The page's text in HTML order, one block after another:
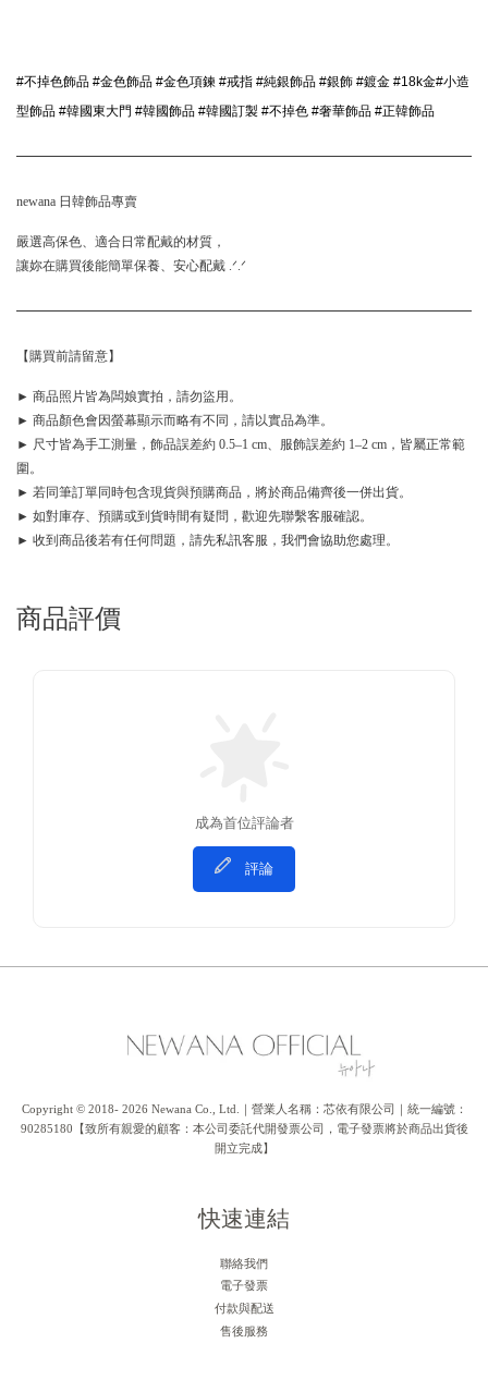
#不掉色飾品 #金色飾品 #金色項鍊 #戒指 #純銀飾品 #銀飾 #鍍金 #18k金#小造
型飾品 #韓國東大門 #韓國飾品 #韓國訂製 #不掉色 #奢華飾品 #正韓飾品
newana 日韓飾品專賣
嚴選高保色、適合日常配戴的材質，
讓妳在購買後能簡單保養、安心配戴 .ᐟ.ᐟ
【購買前請留意】
► 商品照片皆為闆娘實拍，請勿盜用。
► 商品顏色會因螢幕顯示而略有不同，請以實品為準。
► 尺寸皆為手工測量，飾品誤差約 0.5–1 cm、服飾誤差約 1–2 cm，皆屬正常範
圍。
► 若同筆訂單同時包含現貨與預購商品，將於商品備齊後一併出貨。
► 如對庫存、預購或到貨時間有疑問，歡迎先聯繫客服確認。
► 收到商品後若有任何問題，請先私訊客服，我們會協助您處理。
商品評價
成為首位評論者
評論
Copyright © 2018- 2026 Newana Co., Ltd.｜營業人名稱：芯依有限公司｜統一編號：
90285180【致所有親愛的顧客：本公司委託代開發票公司，電子發票將於商品出貨後
開立完成】
快速連結
聯絡我們
電子發票
付款與配送
售後服務